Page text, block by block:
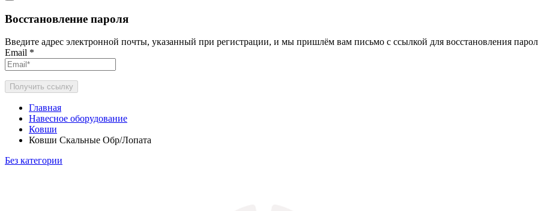
Восстановление пароля
Введите адрес электронной почты, указанный при регистрации, и мы пришлём вам письмо с ссылкой для восстановления
Email *
Получить ссылку
Главная
Навесное оборудование
Ковши
Ковши Скальные Обр/Лопата
Без категории